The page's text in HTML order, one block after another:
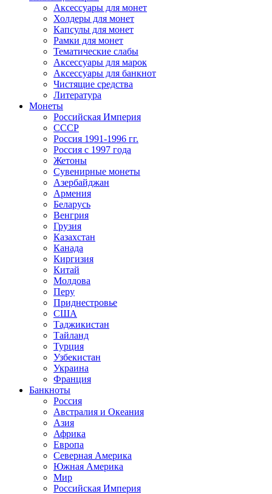
Аксессуары для монет
Холдеры для монет
Капсулы для монет
Рамки для монет
Тематические слабы
Аксессуары для марок
Аксессуары для банкнот
Чистящие средства
Литература
Монеты
Российская Империя
СССР
Россия 1991-1996 гг.
Россия с 1997 года
Жетоны
Сувенирные монеты
Азербайджан
Армения
Беларусь
Венгрия
Грузия
Казахстан
Канада
Киргизия
Китай
Молдова
Перу
Приднестровье
США
Таджикистан
Тайланд
Турция
Узбекистан
Украина
Франция
Банкноты
Россия
Австралия и Океания
Азия
Африка
Европа
Северная Америка
Южная Америка
Мир
Российская Империя